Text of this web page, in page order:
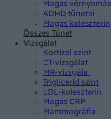
Magas vérnyomás
ADHD tünetei
Magas koleszterin
Összes Tünet
Vizsgálat
Kortizol szint
CT-vizsgálat
MR-vizsgálat
Triglicerid szint
LDL-koleszterin
Magas CRP
Mammográfia